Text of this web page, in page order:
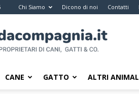
Chi Siamo Dicono di noi Contatti
da
compagnia
Il
CANE GATTO ALTRI